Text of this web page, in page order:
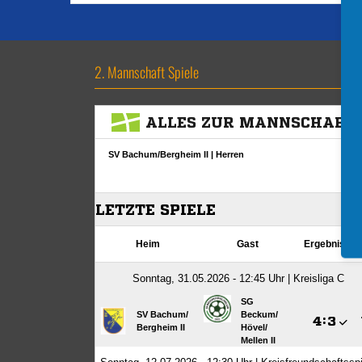
2. Mannschaft Spiele